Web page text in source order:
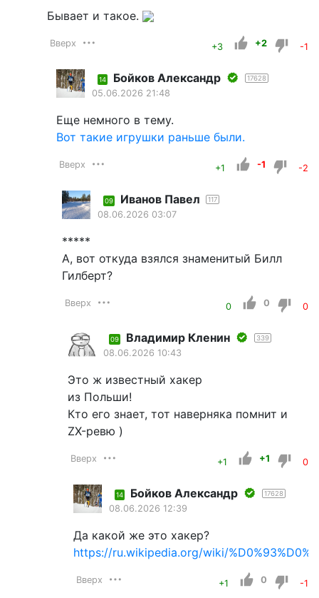
Бывает и такое.
Вверх +3 +2 -1
14 Бойков Александр 17628
05.06.2026 21:48
Еще немного в тему.
Вот такие игрушки раньше были.
Вверх +1 -1 -2
09 Иванов Павел 117
08.06.2026 03:07
*****
А, вот откуда взялся знаменитый Билл
Гилберт?
Вверх 0 0 0
09 Владимир Кленин 339
08.06.2026 10:43
Это ж известный хакер
из Польши!
Кто его знает, тот наверняка помнит и
ZX-ревю )
Вверх +1 +1 0
14 Бойков Александр 17628
08.06.2026 12:39
Да какой же это хакер?
https://ru.wikipedia.org/wiki/
Вверх +1 0 -1